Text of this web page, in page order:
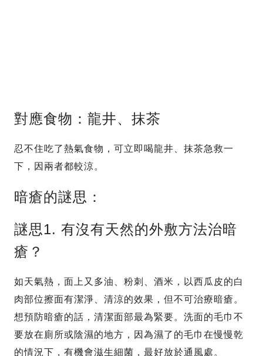
對應食物：龍井、抹茶
忍不住吃了熱氣食物，可立即喝龍井、抹茶急救一
下，因兩者都較涼。
暗瘡的謎思：
謎思1. 有沒有天然的外敷方法治暗
瘡？
如天氣熱，面上又多油、粉刺、酒米，以西瓜皮的白
肉部位擦面有潔淨、清涼的效果，但不可治療暗瘡。
想預防暗瘡的話，清潔面部最為緊要。洗面的毛巾不
要放在廁所或陰濕的地方，因為濕了的毛巾在慢慢乾
的情況下，有機會滋生細菌，最好放於通風處。